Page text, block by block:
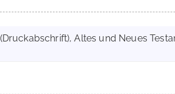
Altes und Neues